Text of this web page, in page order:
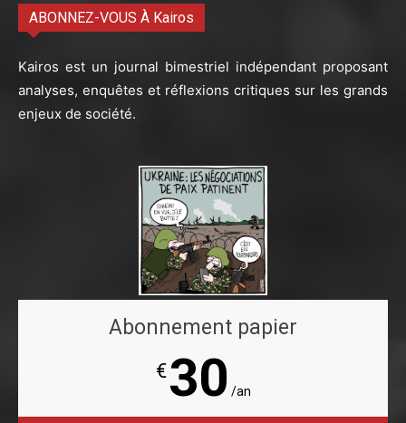
ABONNEZ-VOUS À Kairos
Kairos est un journal bimestriel indépendant proposant
analyses, enquêtes et réflexions critiques sur les grands
enjeux de société.
Abonnement papier
€30 /an